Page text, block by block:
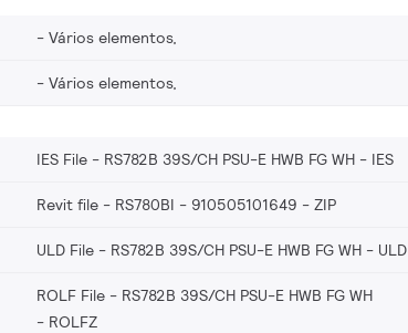
Vários elementos,
Vários elementos,
IES File - RS782B 39S/CH PSU-E HWB FG WH IES
Revit file - RS780BI - 910505101649 ZIP
ULD File - RS782B 39S/CH PSU-E HWB FG WH ULD
ROLF File - RS782B 39S/CH PSU-E HWB FG WH
ROLFZ